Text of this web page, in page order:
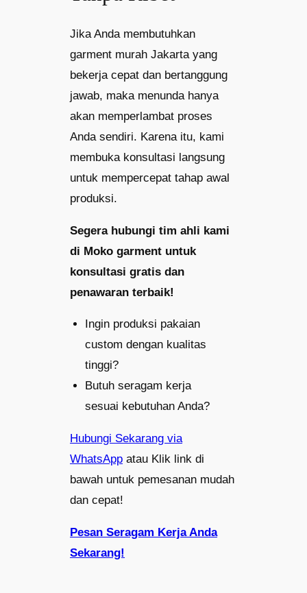
Jika Anda membutuhkan
garment murah Jakarta yang
bekerja cepat dan bertanggung
jawab, maka menunda hanya
akan memperlambat proses
Anda sendiri. Karena itu, kami
membuka konsultasi langsung
untuk mempercepat tahap awal
produksi.
Segera hubungi tim ahli kami
di Moko garment untuk
konsultasi gratis dan
penawaran terbaik!
Ingin produksi pakaian
custom dengan kualitas
tinggi?
Butuh seragam kerja
sesuai kebutuhan Anda?
Hubungi Sekarang via
WhatsApp atau Klik link di
bawah untuk pemesanan mudah
dan cepat!
Pesan Seragam Kerja Anda
Sekarang!